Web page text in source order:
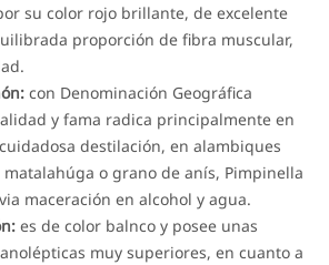
su color rojo brillante, de excelente
proporción de fibra muscular,
con Denominación Geográfica
y fama radica principalmente en
destilación, en alambiques
o grano de anís, Pimpinella
maceración en alcohol y agua.
es de color balnco y posee unas
muy superiores, en cuanto a